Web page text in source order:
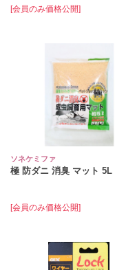
[会員のみ価格公開]
ソネケミファ
極 防ダニ 消臭 マット 5L
[会員のみ価格公開]